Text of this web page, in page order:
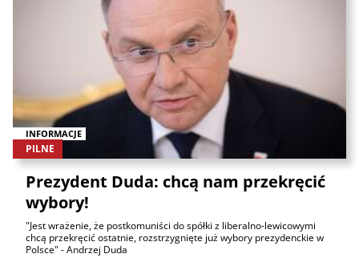
INFORMACJE
PILNE
Prezydent Duda: chcą nam przekręcić
wybory!
"Jest wrażenie, że postkomuniści do spółki z liberalno-lewicowymi
chcą przekręcić ostatnie, rozstrzygnięte już wybory prezydenckie w
Polsce" - Andrzej Duda